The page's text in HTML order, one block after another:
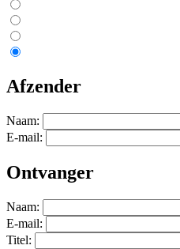
Afzender
Naam:
E-mail:
Ontvanger
Naam:
E-mail:
Titel: